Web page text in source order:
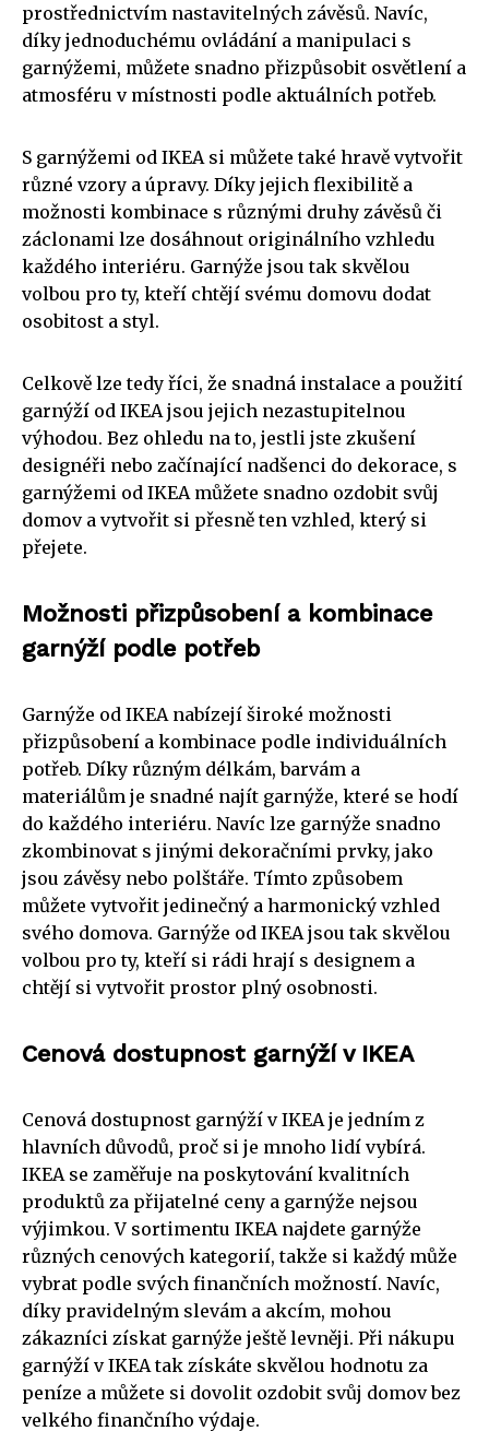
prostřednictvím nastavitelných závěsů. Navíc,
díky jednoduchému ovládání a manipulaci s
garnýžemi, můžete snadno přizpůsobit osvětlení a
atmosféru v místnosti podle aktuálních potřeb.
S garnýžemi od IKEA si můžete také hravě vytvořit
různé vzory a úpravy. Díky jejich flexibilitě a
možnosti kombinace s různými druhy závěsů či
záclonami lze dosáhnout originálního vzhledu
každého interiéru. Garnýže jsou tak skvělou
volbou pro ty, kteří chtějí svému domovu dodat
osobitost a styl.
Celkově lze tedy říci, že snadná instalace a použití
garnýží od IKEA jsou jejich nezastupitelnou
výhodou. Bez ohledu na to, jestli jste zkušení
designéři nebo začínající nadšenci do dekorace, s
garnýžemi od IKEA můžete snadno ozdobit svůj
domov a vytvořit si přesně ten vzhled, který si
přejete.
Možnosti přizpůsobení a kombinace
garnýží podle potřeb
Garnýže od IKEA nabízejí široké možnosti
přizpůsobení a kombinace podle individuálních
potřeb. Díky různým délkám, barvám a
materiálům je snadné najít garnýže, které se hodí
do každého interiéru. Navíc lze garnýže snadno
zkombinovat s jinými dekoračními prvky, jako
jsou závěsy nebo polštáře. Tímto způsobem
můžete vytvořit jedinečný a harmonický vzhled
svého domova. Garnýže od IKEA jsou tak skvělou
volbou pro ty, kteří si rádi hrají s designem a
chtějí si vytvořit prostor plný osobnosti.
Cenová dostupnost garnýží v IKEA
Cenová dostupnost garnýží v IKEA je jedním z
hlavních důvodů, proč si je mnoho lidí vybírá.
IKEA se zaměřuje na poskytování kvalitních
produktů za přijatelné ceny a garnýže nejsou
výjimkou. V sortimentu IKEA najdete garnýže
různých cenových kategorií, takže si každý může
vybrat podle svých finančních možností. Navíc,
díky pravidelným slevám a akcím, mohou
zákazníci získat garnýže ještě levněji. Při nákupu
garnýží v IKEA tak získáte skvělou hodnotu za
peníze a můžete si dovolit ozdobit svůj domov bez
velkého finančního výdaje.